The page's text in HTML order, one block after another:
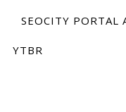
SEOCITY
YTBR